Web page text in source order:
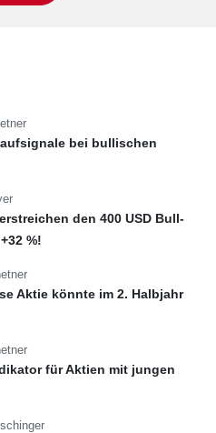
bei bullischen
den 400 USD Bull-
%!
Aktie könnte im 2. Halbjahr
für Aktien mit jungen